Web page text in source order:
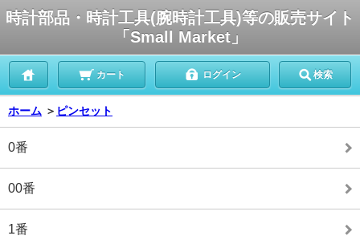
時計部品・時計工具(腕時計工具)等の販売サイト
「Small Market」
カート ログイン 検索
ホーム ＞ ピンセット
0番
00番
1番